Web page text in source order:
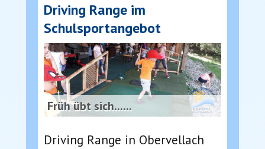
Driving Range im
Schulsportangebot
Früh übt sich......
Driving Range in Obervellach